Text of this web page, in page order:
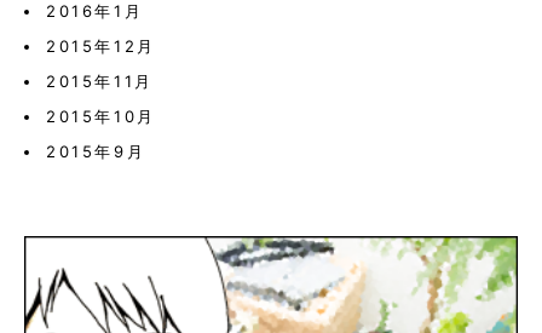
2016年1月
2015年12月
2015年11月
2015年10月
2015年9月